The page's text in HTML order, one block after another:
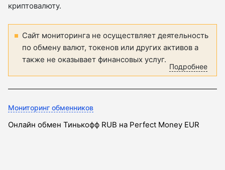
криптовалюту.
Сайт мониторинга не осуществляет деятельность
по обмену валют, токенов или других активов а
также не оказывает финансовых услуг.
Подробнее
Мониторинг обменников
Онлайн обмен Тинькофф RUB на Perfect Money EUR